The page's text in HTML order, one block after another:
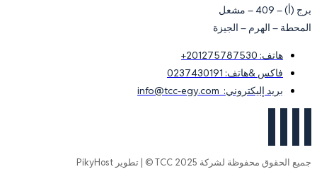
برج (أ) – 409 – مشعل
المحطة – الهرم – الجيزة
هاتف: 201275787530+
فاكس &هاتف: 0237430191
بريد إليكتروني: info@tcc-egy.com
جميع الحقوق محفوظة لشركة 2025 TCC © | تطوير PikyHost